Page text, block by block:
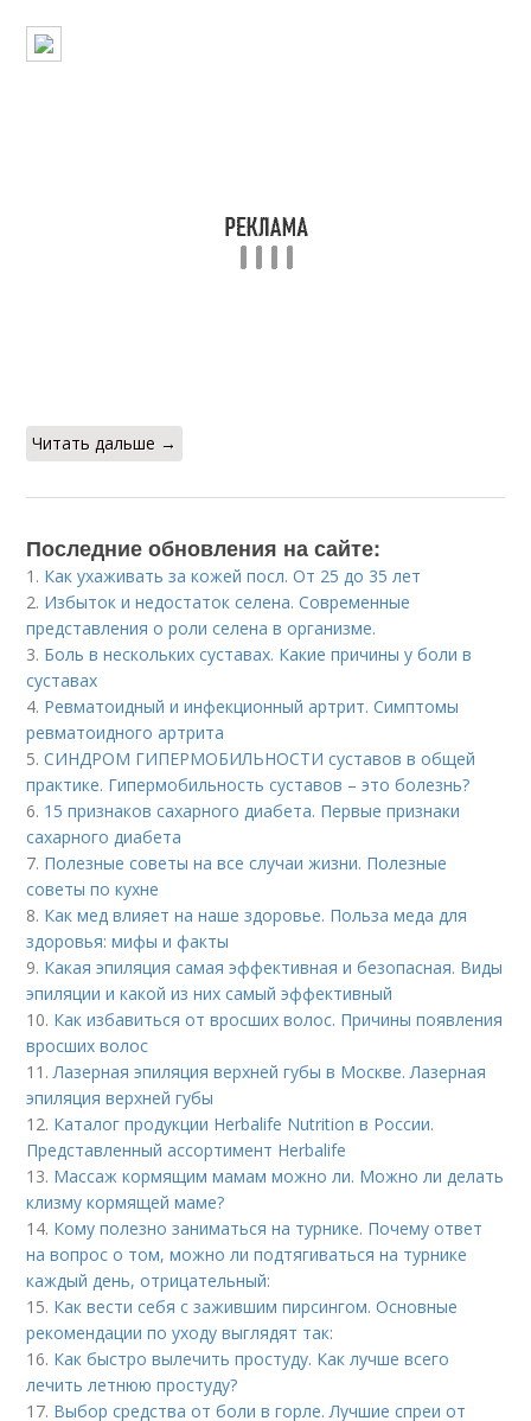
Читать дальше →
Последние обновления на сайте:
1. Как ухаживать за кожей посл. От 25 до 35 лет
2. Избыток и недостаток селена. Современные
представления о роли селена в организме.
3. Боль в нескольких суставах. Какие причины у боли в
суставах
4. Ревматоидный и инфекционный артрит. Симптомы
ревматоидного артрита
5.СИНДРОМ ГИПЕРМОБИЛЬНОСТИ суставов в общей
практике. Гипермобильность суставов – это болезнь?
6. 15 признаков сахарного диабета. Первые признаки
сахарного диабета
7. Полезные советы на все случаи жизни. Полезные
советы по кухне
8. Как мед влияет на наше здоровье. Польза меда для
здоровья: мифы и факты
9. Какая эпиляция самая эффективная и безопасная. Виды
эпиляции и какой из них самый эффективный
10. Как избавиться от вросших волос. Причины появления
вросших волос
11.Лазерная эпиляция верхней губы в Москве. Лазерная
эпиляция верхней губы
12. Каталог продукции Herbalife Nutrition в России.
Представленный ассортимент Herbalife
13. Массаж кормящим мамам можно ли. Можно ли делать
клизму кормящей маме?
14. Кому полезно заниматься на турнике. Почему ответ
на вопрос о том, можно ли подтягиваться на турнике
каждый день, отрицательный:
15. Как вести себя с зажившим пирсингом. Основные
рекомендации по уходу выглядят так:
16. Как быстро вылечить простуду. Как лучше всего
лечить летнюю простуду?
17. Выбор средства от боли в горле. Лучшие спреи от